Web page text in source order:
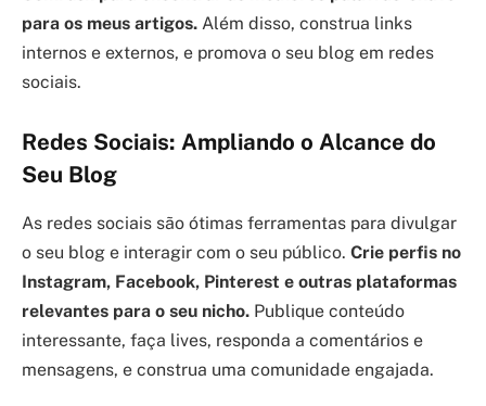
para os meus artigos. Além disso, construa links
internos e externos, e promova o seu blog em redes
sociais.
Redes Sociais: Ampliando o Alcance do
Seu Blog
As redes sociais são ótimas ferramentas para divulgar
o seu blog e interagir com o seu público. Crie perfis no
Instagram, Facebook, Pinterest e outras plataformas
relevantes para o seu nicho. Publique conteúdo
interessante, faça lives, responda a comentários e
mensagens, e construa uma comunidade engajada.